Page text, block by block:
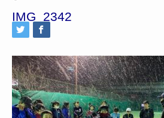
IMG_2342